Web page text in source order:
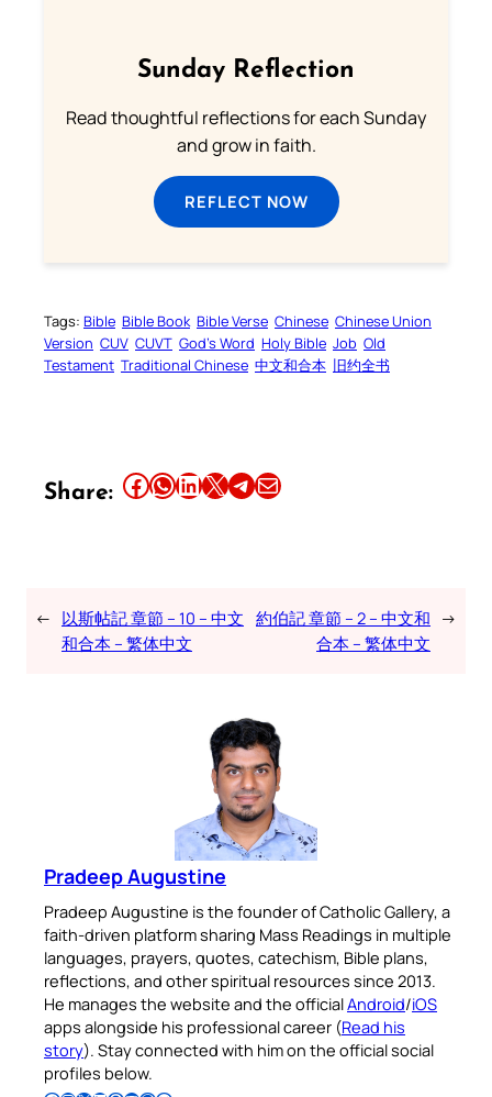
Sunday Reflection
Read thoughtful reflections for each Sunday
and grow in faith.
REFLECT NOW
Tags: Bible Bible Book Bible Verse Chinese Chinese Union
Version CUV CUVT God’s Word Holy Bible Job Old
Testament Traditional Chinese 中文和合本 旧约全书
Share: Share this article on Facebook Share this article on WhatsApp Share this article on LinkedIn Share this article on X Share this article on TelegramEmail this Article
← 以斯帖記 章節 – 10 – 中文
和合本 – 繁体中文
約伯記 章節 – 2 – 中文和
合本 – 繁体中文
→
Pradeep Augustine
Pradeep Augustine is the founder of Catholic Gallery, a
faith-driven platform sharing Mass Readings in multiple
languages, prayers, quotes, catechism, Bible plans,
reflections, and other spiritual resources since 2013.
He manages the website and the officialAndroid/iOS
apps alongside his professional career (Read his
story). Stay connected with him on the official social
profiles below.